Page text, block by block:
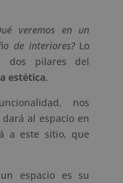
veremos en un
de interiores?Lo
dos pilares del
estética.
nos
al espacio en
a este sitio, que
espacio es su